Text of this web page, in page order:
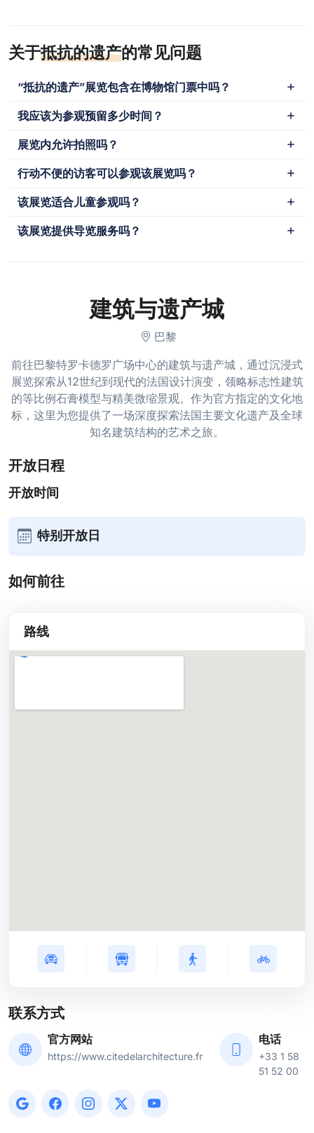
关于抵抗的遗产的常见问题
“抵抗的遗产”展览包含在博物馆门票中吗？
我应该为参观预留多少时间？
展览内允许拍照吗？
行动不便的访客可以参观该展览吗？
该展览适合儿童参观吗？
该展览提供导览服务吗？
建筑与遗产城
巴黎
前往巴黎特罗卡德罗广场中心的建筑与遗产城，通过沉浸式
展览探索从12世纪到现代的法国设计演变，领略标志性建筑
的等比例石膏模型与精美微缩景观。作为官方指定的文化地
标，这里为您提供了一场深度探索法国主要文化遗产及全球
知名建筑结构的艺术之旅。
开放日程
开放时间
特别开放日
如何前往
路线
联系方式
官方网站
https://www.citedelarchitecture.fr
电话
+33 1 58
51 52 00